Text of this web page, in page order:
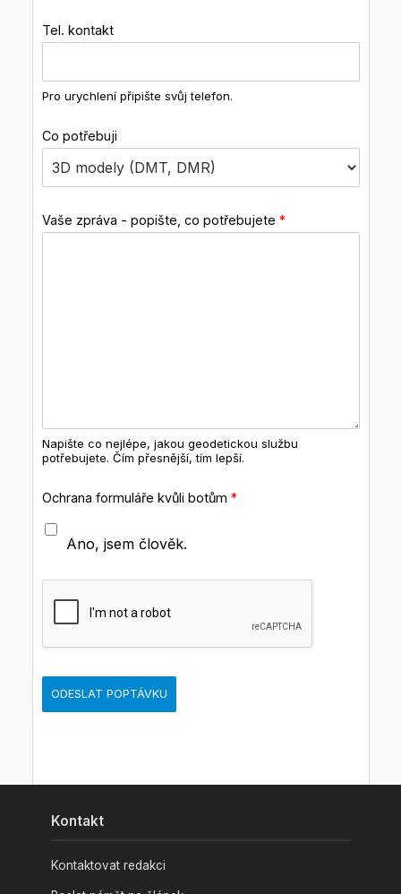
Aktuální pracovní nabídky.
Podívejte se na svou
Geodet – inženýrská
Geodet/geodetka (Praha –
Velká Chuchle)
3G Praha s.r.o. – geodet/-
inženýrskou geodézii
Zobrazit všechny nabídky
Tel. kontakt
Pro urychlení připište svůj telefon.
Co potřebuji
Vaše zpráva - popište, co potřebujete *
Napište co nejlépe, jakou geodetickou službu
potřebujete. Čím přesnější, tím lepší.
Ochrana formuláře kvůli botům *
Ano, jsem člověk.
ODESLAT POPTÁVKU
Kontakt
Kontaktovat redakci